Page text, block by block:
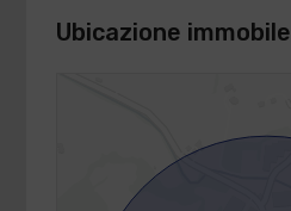
Ubicazione immobile